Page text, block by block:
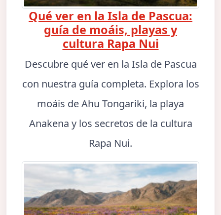
Qué ver en la Isla de Pascua:
guía de moáis, playas y
cultura Rapa Nui
Descubre qué ver en la Isla de Pascua
con nuestra guía completa. Explora los
moáis de Ahu Tongariki, la playa
Anakena y los secretos de la cultura
Rapa Nui.